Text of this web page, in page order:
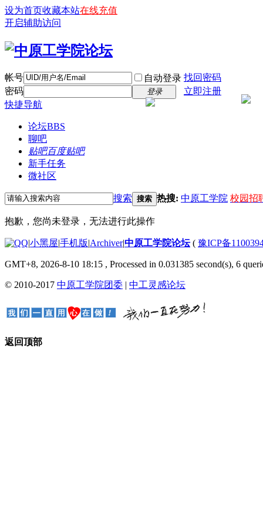
设为首页收藏本站在线充值
开启辅助访问
帐号 自动登录 找回密码
密码
登录
立即注册
快捷导航
论坛BBS
聊吧
贴吧百度贴吧
新手任务
微社区
搜索 搜索 热搜: 中原工学院 校园招
抱歉，您尚未登录，无法进行此操作
|小黑屋|手机版|Archiver|中原工学院论坛( 豫ICP备
GMT+8, 2026-8-10 18:15 , Processed in 0.031385 second(s), 6
© 2010-2017 中原工学院团委 | 中工灵感论坛
返回顶部